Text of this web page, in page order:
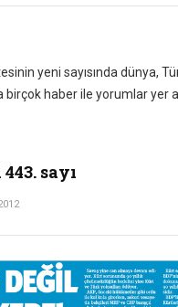
yeni sayısında dünya,
birçok haber ile yorumlar yer
sayı